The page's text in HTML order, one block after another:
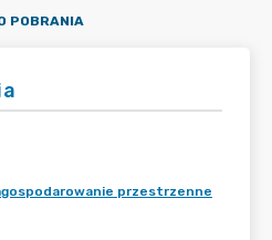
POBRANIA
przestrzenne